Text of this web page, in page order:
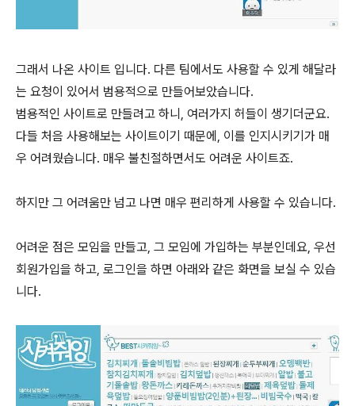
그래서 나온 사이트 입니다. 다른 팀에서도 사용할 수 있게 해달라
는 요청이 있어서 범용적으로 만들어보았습니다.
범용적인 사이트로 만들려고 하니, 여러가지 허들이 생기더군요.
다들 처음 사용해보는 사이트이기 때문에, 이를 인지시키기가 매
우 어려웠습니다. 매우 불친절하면서도 어려운 사이트죠.
하지만 그 어려움만 넘고 나면 매우 편리하게 사용할 수 있습니다.
어려운 점은 모임을 만들고, 그 모임에 가입하는 부분인데요, 우선
회원가입을 하고, 로그인을 하면 아래와 같은 화면을 보실 수 있습
니다.